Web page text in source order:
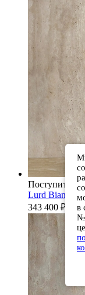
Поступит
Lurd Bianco
343 400 ₽
в